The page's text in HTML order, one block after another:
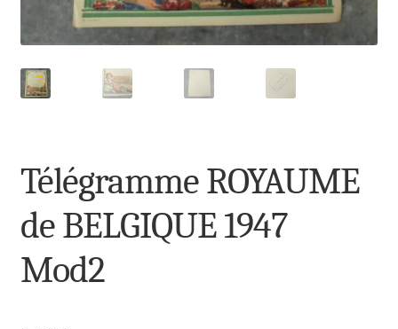
Télégramme ROYAUME
de BELGIQUE 1947
Mod2